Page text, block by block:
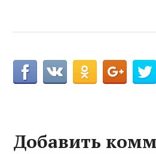
Добавить